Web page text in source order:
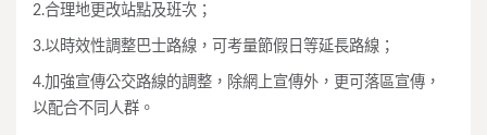
2.合理地更改站點及班次；
3.以時效性調整巴士路線，可考量節假日等延長路線；
4.加強宣傳公交路線的調整，除網上宣傳外，更可落區宣傳，
以配合不同人群。